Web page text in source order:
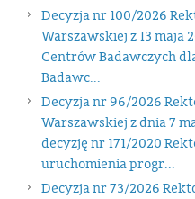
Decyzja nr 100/2026
Warszawskiej z 13
Centrów Badawczych
Badawc...
Decyzja nr 96/2026
Warszawskiej z dnia 7
decyzję nr 171/2020
uruchomienia progr...
Decyzja nr 73/2026